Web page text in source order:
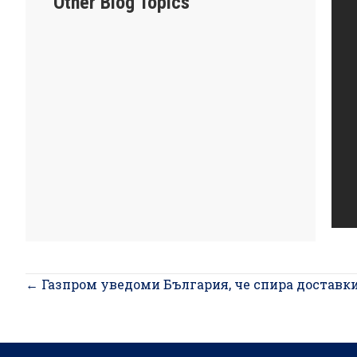
Posts
← Газпром уведоми България, че спира